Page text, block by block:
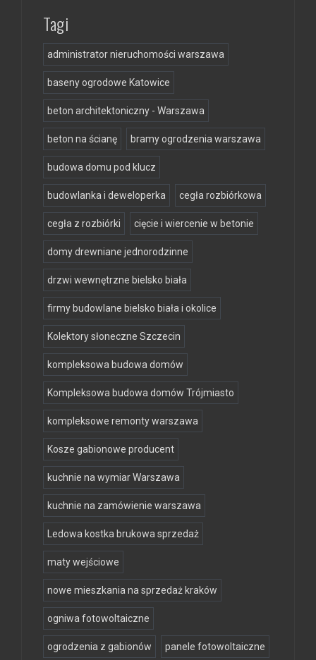
Tagi
administrator nieruchomości warszawa
baseny ogrodowe Katowice
beton architektoniczny - Warszawa
beton na ścianę bramy ogrodzenia warszawa
budowa domu pod klucz
budowlanka i deweloperka cegła rozbiórkowa
cegła z rozbiórki cięcie i wiercenie w betonie
domy drewniane jednorodzinne
drzwi wewnętrzne bielsko biała
firmy budowlane bielsko biała i okolice
Kolektory słoneczne Szczecin
kompleksowa budowa domów
Kompleksowa budowa domów Trójmiasto
kompleksowe remonty warszawa
Kosze gabionowe producent
kuchnie na wymiar Warszawa
kuchnie na zamówienie warszawa
Ledowa kostka brukowa sprzedaż
maty wejściowe
nowe mieszkania na sprzedaż kraków
ogniwa fotowoltaiczne
ogrodzenia z gabionów panele fotowoltaiczne